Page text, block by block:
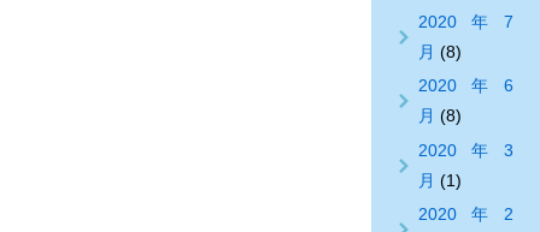
2020年7
月 (8)
2020年6
月 (8)
2020年3
月 (1)
2020年2